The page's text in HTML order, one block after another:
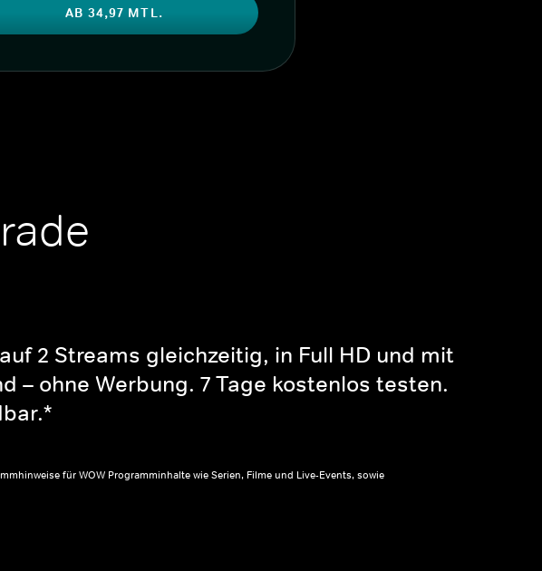
AB 34,97 MTL.
2 Streams gleichzeitig, in Full HD und mit
– ohne Werbung. 7 Tage kostenlos testen.
für WOW Programminhalte wie Serien, Filme und Live-Events, sowie